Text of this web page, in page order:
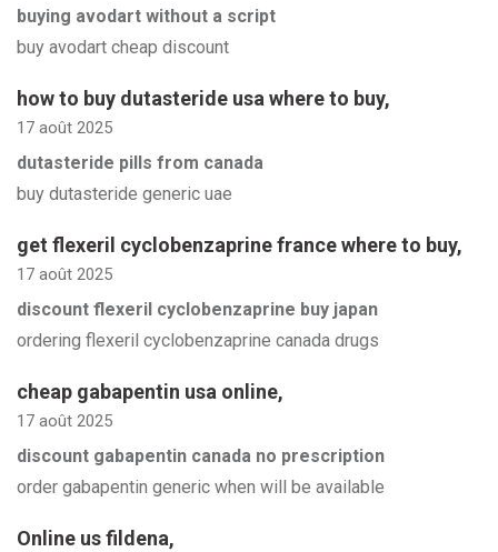
buying avodart without a script
buy avodart cheap discount
how to buy dutasteride usa where to buy,
17 août 2025
dutasteride pills from canada
buy dutasteride generic uae
get flexeril cyclobenzaprine france where to buy,
17 août 2025
discount flexeril cyclobenzaprine buy japan
ordering flexeril cyclobenzaprine canada drugs
cheap gabapentin usa online,
17 août 2025
discount gabapentin canada no prescription
order gabapentin generic when will be available
Online us fildena,